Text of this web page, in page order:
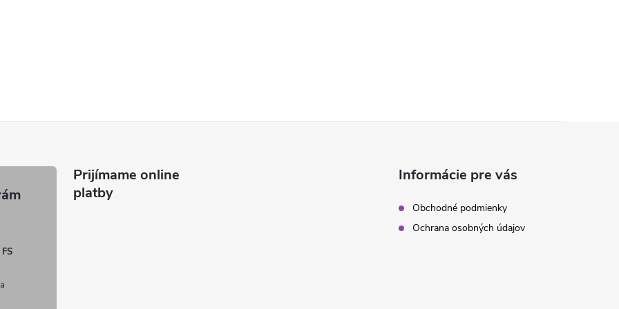
Prijímame online
platby
Informácie pre vás
Obchodné podmienky
Ochrana osobných údajov